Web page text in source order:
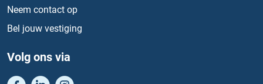
Neem contact op
Bel jouw vestiging
Volg ons via